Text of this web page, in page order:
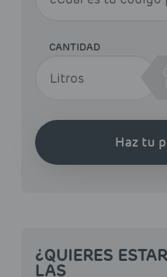
CANTIDAD
Haz tu
¿QUIERES
LAS